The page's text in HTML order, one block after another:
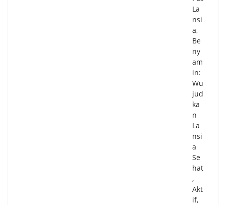
La
nsi
a,
Be
ny
am
in:
Wu
jud
ka
n
La
nsi
a
Se
hat
,
Akt
if,